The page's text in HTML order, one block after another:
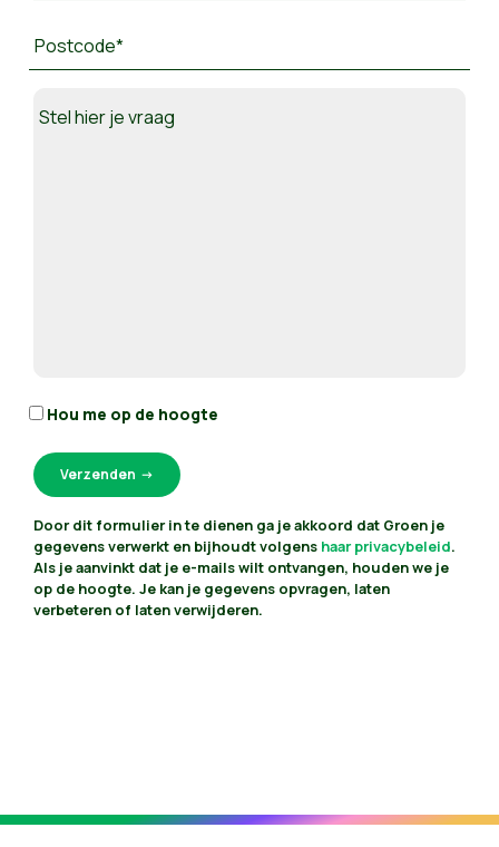
Postcode*
Stel hier je vraag
Hou me op de hoogte
Door dit formulier in te dienen ga je akkoord dat Groen je
gegevens verwerkt en bijhoudt volgens haar privacybeleid.
Als je aanvinkt dat je e-mails wilt ontvangen, houden we je
op de hoogte. Je kan je gegevens opvragen, laten
verbeteren of laten verwijderen.